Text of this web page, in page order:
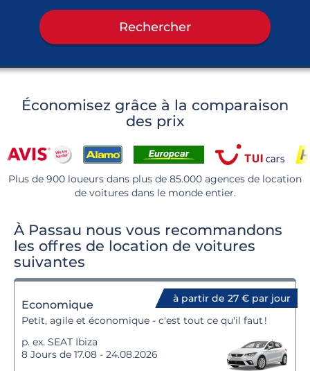
Rechercher
Économisez grâce à la comparaison
des prix
Plus de 900 loueurs dans plus de 85.000 agences de location
de voitures dans le monde entier.
À Passau nous vous recommandons
les offres de location de voitures
suivantes
à partir de 27 € par jour
Economique
Petit, agile et économique - c'est tout ce qu'il faut !
p. ex. SEAT Ibiza
8 Jours de 17.08 - 24.08.2026